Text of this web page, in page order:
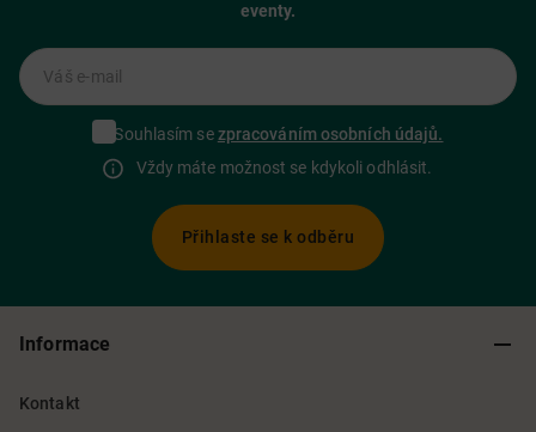
eventy.
Váš e-mail
Souhlasím sezpracováním osobních údajů.
Vždy máte možnost se kdykoli odhlásit.
Přihlaste se k odběru
Informace
Kontakt